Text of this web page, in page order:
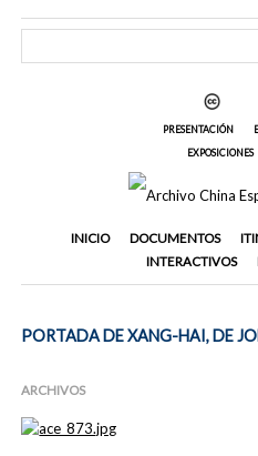
PRESENTACIÓN
EXPOSICIONES
INICIO DOCUMENTOS
INTERACTIVOS
PORTADA DE XANG-HAI, DE
ARCHIVOS